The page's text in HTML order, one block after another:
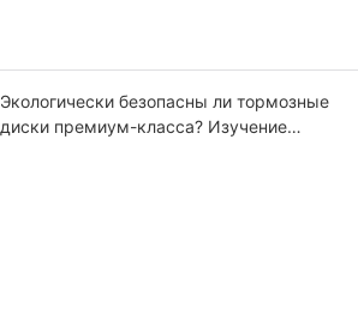
Экологически безопасны ли тормозные
диски премиум-класса? Изучение